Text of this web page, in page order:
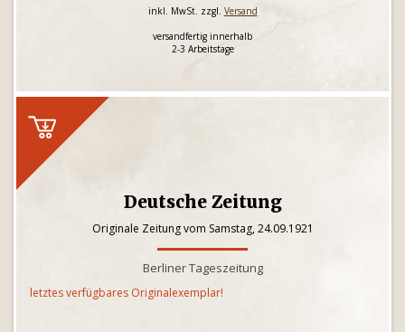
inkl. MwSt. zzgl. Versand
versandfertig innerhalb
2-3 Arbeitstage
Deutsche Zeitung
Originale Zeitung vom Samstag, 24.09.1921
Berliner Tageszeitung
letztes verfügbares Originalexemplar!